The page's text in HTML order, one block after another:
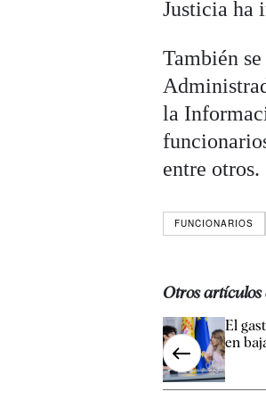
Justicia ha
También
la
entre otros.
FUNCIONARIOS
Otros artículos
El
en